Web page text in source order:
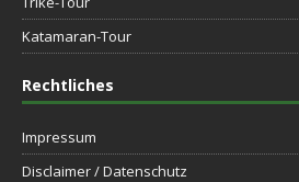
Katamaran-Tour
Rechtliches
Impressum
Disclaimer / Datenschutz